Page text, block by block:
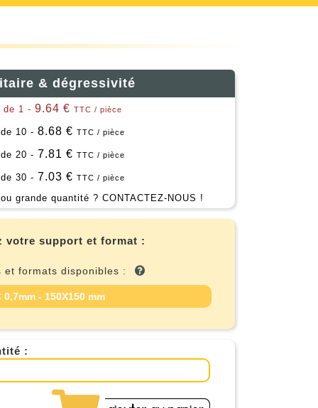
& dégressivité
de 1 - 9.64 € TTC / pièce
10 - 8.68 € TTC / pièce
20 - 7.81 € TTC / pièce
30 - 7.03 € TTC / pièce
grande quantité ? CONTACTEZ-NOUS !
votre support et format :
et formats disponibles :
0,7mm - 150X150 mm
: